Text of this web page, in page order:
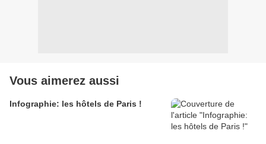
Vous aimerez aussi
Infographie: les hôtels de Paris !